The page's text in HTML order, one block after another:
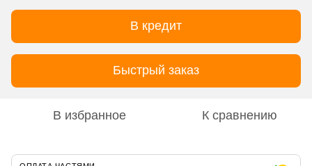
В кредит
Быстрый заказ
В избранное К сравнению